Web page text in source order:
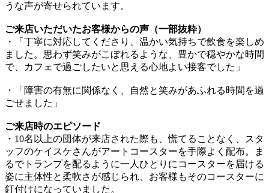
うな声が寄せられています。
ご来店いただいたお客様からの声（一部抜粋）
・「丁寧に対応してくださり、温かい気持ちで飲食を楽しめ
ました。思わず笑みがこぼれるような、豊かで穏やかな時間
で、カフェで過ごしたいと思える心地よい接客でした」
・「障害の有無に関係なく、自然と笑みがあふれる時間を過
ごせました」
ご来店時のエピソード
・10名以上の団体が来店された際も、慌てることなく、スタ
ッフのケイスケさんがアートコースターを手際よく配布。ま
るでトランプを配るように一人ひとりにコースターを届ける
姿に主体性と柔軟さが感じられ、お客様もそのコースターに
釘付けになっていました。